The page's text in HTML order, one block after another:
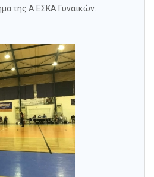
της Α ΕΣΚΑ Γυναικών.